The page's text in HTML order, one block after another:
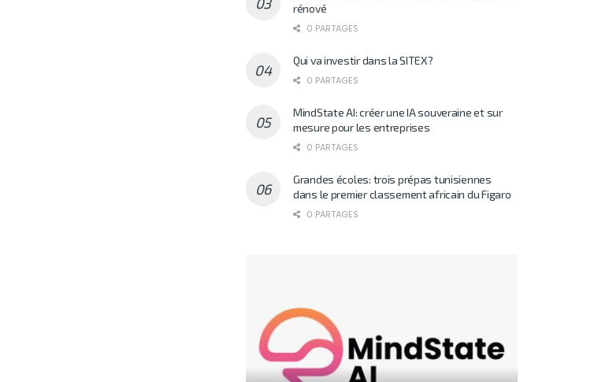
rénové
0 PARTAGES
Qui va investir dans la SITEX?
0 PARTAGES
MindState AI: créer une IA souveraine et sur
mesure pour les entreprises
0 PARTAGES
Grandes écoles: trois prépas tunisiennes
dans le premier classement africain du Figaro
0 PARTAGES